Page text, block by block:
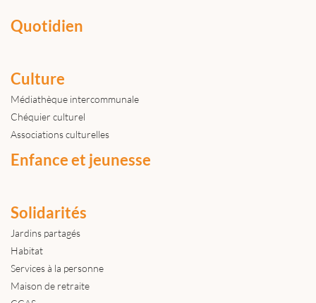
Quotidien
Culture
Médiathèque intercommunale
Chéquier culturel
Associations culturelles
Enfance et jeunesse
Solidarités
Jardins partagés
Habitat
Services à la personne
Maison de retraite